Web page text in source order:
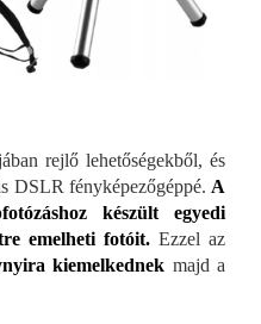
rejlő lehetőségekből, és
DSLR fényképezőgéppé. A
készült egyedi
emelheti fotóit. Ezzel az
kiemelkednek majd a